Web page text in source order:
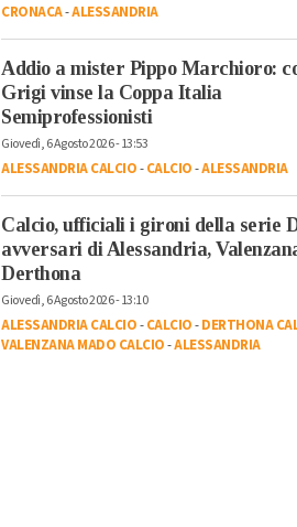
CRONACA-ALESSANDRIA
Addio a mister Pippo Marchioro:
Grigi vinse la Coppa Italia
Semiprofessionisti
Giovedì, 6 Agosto 2026 - 13:53
ALESSANDRIA CALCIO-CALCIO-ALESSANDRIA
Calcio, ufficiali i gironi della serie
avversari di Alessandria,
Derthona
Giovedì, 6 Agosto 2026 - 13:10
ALESSANDRIA CALCIO-CALCIO-DERTHONA
VALENZANA MADO CALCIO-ALESSANDRIA